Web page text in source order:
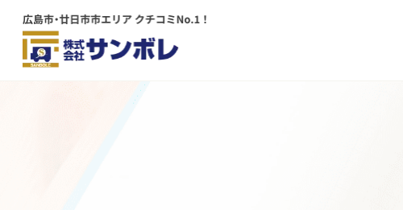
メインコンテンツにスキップする